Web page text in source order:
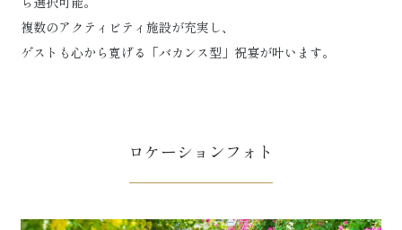
複数のアクティビティ施設が充実し、
ゲストも心から寛げる「バカンス型」祝宴が叶います。
ロケーションフォト